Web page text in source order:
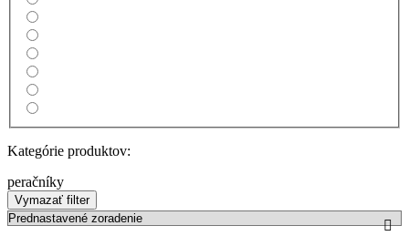
Kategórie produktov:
peračníky
Vymazať filter